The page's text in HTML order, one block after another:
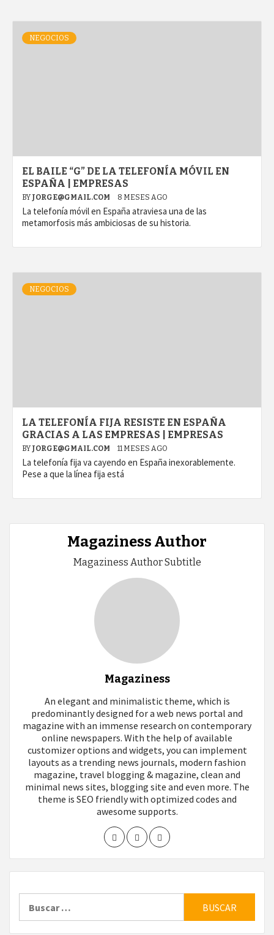
NEGOCIOS
EL BAILE “G” DE LA TELEFONÍA MÓVIL EN
ESPAÑA | EMPRESAS
BY JORGE@GMAIL.COM 8 MESES AGO
La telefonía móvil en España atraviesa una de las
metamorfosis más ambiciosas de su historia.
NEGOCIOS
LA TELEFONÍA FIJA RESISTE EN ESPAÑA
GRACIAS A LAS EMPRESAS | EMPRESAS
BY JORGE@GMAIL.COM 11 MESES AGO
La telefonía fija va cayendo en España inexorablemente.
Pese a que la línea fija está
Magaziness Author
Magaziness Author Subtitle
Magaziness
An elegant and minimalistic theme, which is
predominantly designed for a web news portal and
magazine with an immense research on contemporary
online newspapers. With the help of available
customizer options and widgets, you can implement
layouts as a trending news journals, modern fashion
magazine, travel blogging & magazine, clean and
minimal news sites, blogging site and even more. The
theme is SEO friendly with optimized codes and
awesome supports.